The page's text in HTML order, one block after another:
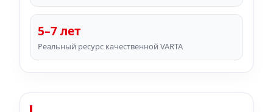
5–7 лет
Реальный ресурс качественной VARTA